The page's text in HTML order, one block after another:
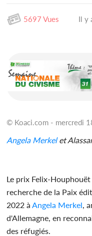
5697 Vues Il y
© Koaci.com - mercredi
Angela Merkelet
Le prix Felix-
recherche de la Paix
2022 àAngela Merkel,
d'Allemagne, en
des réfugiés.